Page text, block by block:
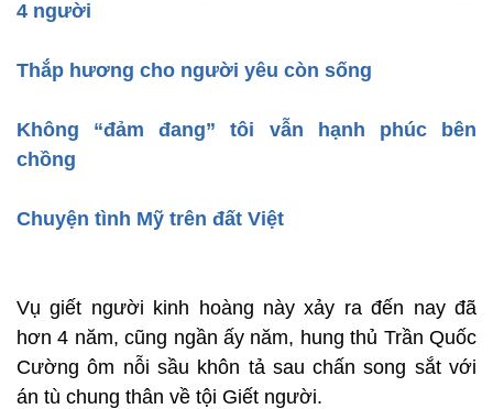
4 người
Thắp hương cho người yêu còn sống
Không “đảm đang” tôi vẫn hạnh phúc bên
chồng
Chuyện tình Mỹ trên đất Việt
Vụ giết người kinh hoàng này xảy ra đến nay đã
hơn 4 năm, cũng ngần ấy năm, hung thủ Trần Quốc
Cường ôm nỗi sầu khôn tả sau chấn song sắt với
án tù chung thân về tội Giết người.